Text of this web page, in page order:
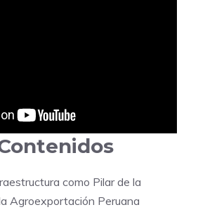
como Pilar de la
Agroexportación Peruana